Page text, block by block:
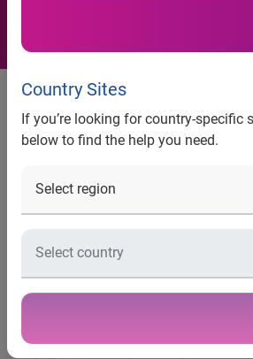
Country Sites
If you’re looking for country-
below to find the help you need.
Atividade econômica
0,7% no primeiro
revela Serasa Experian
O Indicador Serasa Experian de
três anos, já que nos anos de 2010 e
meses daqueles anos foram de 9,0%
Analisando-se apenas o mês de